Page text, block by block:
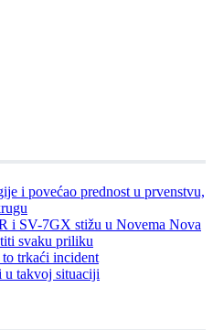
i povećao prednost u prvenstvu,
i SV-7GX stižu u Novema Nova
svaku priliku
trkaći incident
u takvoj situaciji